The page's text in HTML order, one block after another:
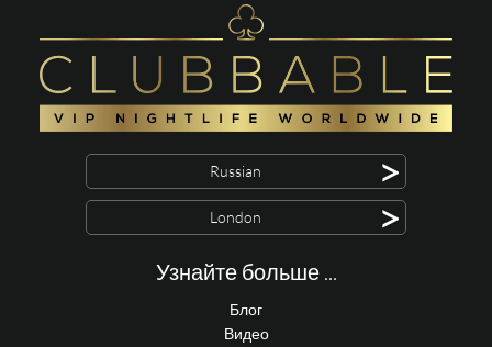
Russian >
London >
Узнайте больше ...
Блог
Видео